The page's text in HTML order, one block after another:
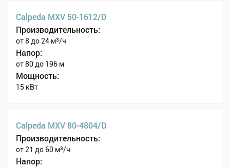
Calpeda MXV 50-1612/D
Производительность:
от 8 до 24 м³/ч
Напор:
от 80 до 196 м
Мощность:
15 кВт
Calpeda MXV 80-4804/D
Производительность:
от 21 до 60 м³/ч
Напор: